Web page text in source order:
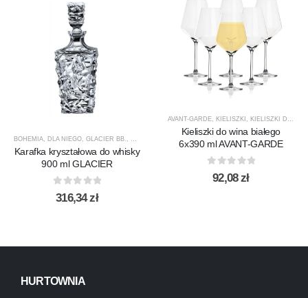
BOHEMIA DLA NIEGO GLACIER BB.
Karafka kryształowa do whisky
900 ml GLACIER
0out of 5
316,34zł
AVANT-GARDE KIELISZKI KIELISZKI DO WINA BIAŁEGO
Kieliszki do wina białego
6x390 ml AVANT-GARDE
out of 5
92,08zł
HURTOWNIA